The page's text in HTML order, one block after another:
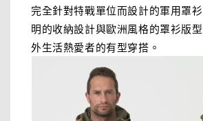
完全針對特戰單位而設計的軍用罩
明的收納設計與歐洲風格的罩衫版
外生活熱愛者的有型穿搭。